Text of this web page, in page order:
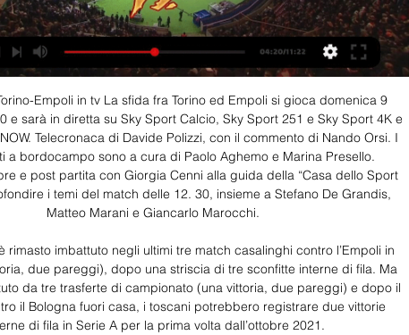
Empoli in tv La sfida fra Torino ed Empoli si gioca domenica 9
e sarà in diretta su Sky Sport Calcio, Sky Sport 251 e Sky Sport 4K e
Telecronaca di Davide Polizzi, con il commento di Nando Orsi. I
a bordocampo sono a cura di Paolo Aghemo e Marina Presello.
e post partita con Giorgia Cenni alla guida della “Casa dello Sport
i temi del match delle 12. 30, insieme a Stefano De Grandis,
Matteo Marani e Giancarlo Marocchi.
rimasto imbattuto negli ultimi tre match casalinghi contro l’Empoli in
due pareggi), dopo una striscia di tre sconfitte interne di fila. Ma
da tre trasferte di campionato (una vittoria, due pareggi) e dopo il
il Bologna fuori casa, i toscani potrebbero registrare due vittorie
di fila in Serie A per la prima volta dall’ottobre 2021.